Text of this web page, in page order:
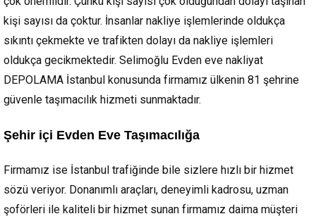
kişi sayısı da çoktur. İnsanlar nakliye işlemlerinde oldukça
sıkıntı çekmekte ve trafikten dolayı da nakliye işlemleri
oldukça gecikmektedir. Selimoğlu Evden eve nakliyat
DEPOLAMA İstanbul konusunda firmamız ülkenin 81 şehrine
güvenle taşımacılık hizmeti sunmaktadır.
Şehir içi Evden Eve Taşımacılığa
Firmamız ise İstanbul trafiğinde bile sizlere hızlı bir hizmet
sözü veriyor. Donanımlı araçları, deneyimli kadrosu, uzman
şoförleri ile kaliteli bir hizmet sunan firmamız daima müşteri